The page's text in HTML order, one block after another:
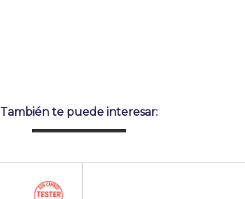
También te puede interesar: